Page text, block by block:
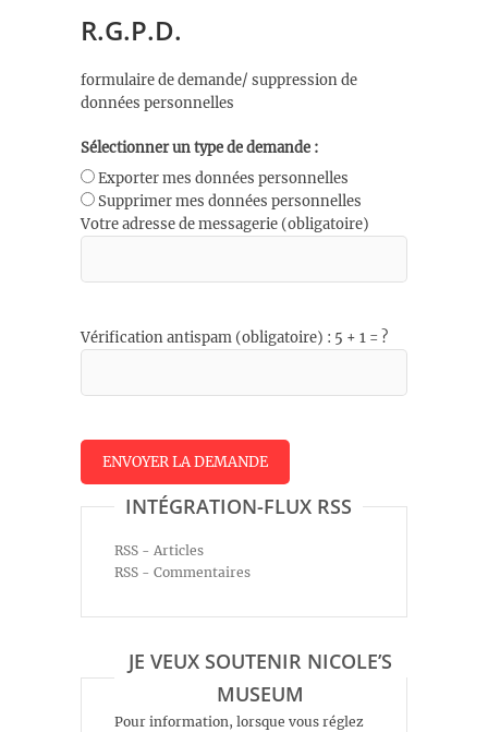
R.G.P.D.
formulaire de demande/ suppression de
données personnelles
Sélectionner un type de demande :
Exporter mes données personnelles
Supprimer mes données personnelles
Votre adresse de messagerie (obligatoire)
Vérification antispam (obligatoire) : 5 + 1 = ?
INTÉGRATION-FLUX RSS
RSS - Articles
RSS - Commentaires
JE VEUX SOUTENIR NICOLE’S
MUSEUM
Pour information, lorsque vous réglez